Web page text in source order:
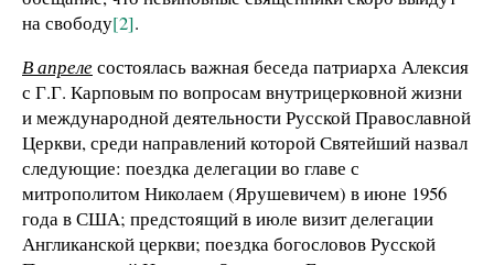
на свободу[2].
В апрелесостоялась важная беседа патриарха Алексия
с Г.Г. Карповым по вопросам внутрицерковной жизни
и международной деятельности Русской Православной
Церкви, среди направлений которой Святейший назвал
следующие: поездка делегации во главе с
митрополитом Николаем (Ярушевичем) в июне 1956
года в США; предстоящий в июле визит делегации
Англиканской церкви; поездка богословов Русской